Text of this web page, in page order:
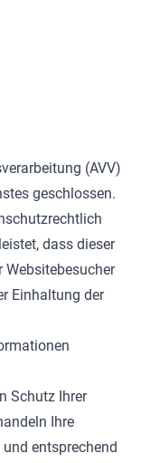
(AVV)
geschlossen.
dass dieser
Websitebesucher
Einhaltung der
Schutz Ihrer
Ihre
entsprechend